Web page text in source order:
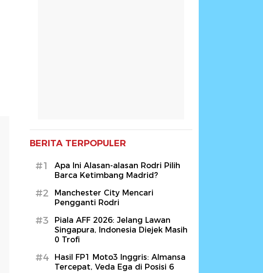
BERITA TERPOPULER
#1
Apa Ini Alasan-alasan Rodri Pilih
Barca Ketimbang Madrid?
#2
Manchester City Mencari
Pengganti Rodri
#3
Piala AFF 2026: Jelang Lawan
Singapura, Indonesia Diejek Masih
0 Trofi
#4
Hasil FP1 Moto3 Inggris: Almansa
Tercepat, Veda Ega di Posisi 6